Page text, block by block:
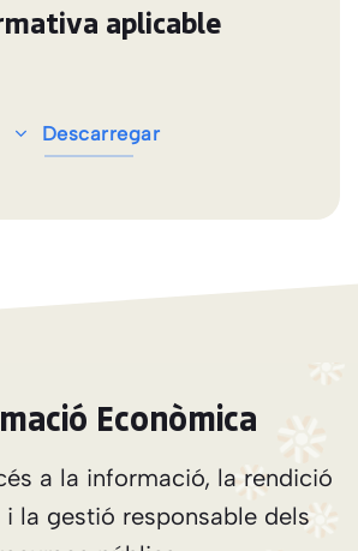
aplicable
Descarregar
Econòmica
a la informació, la rendició
la gestió responsable dels